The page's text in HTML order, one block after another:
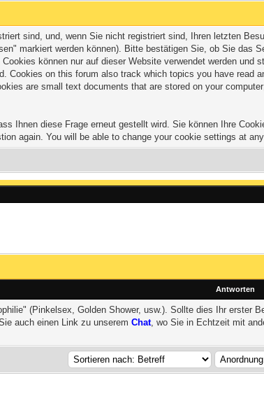
sind, und, wenn Sie nicht registriert sind, Ihren letzten
markiert werden können). Bitte bestätigen Sie, ob Sie das
können nur auf dieser Website verwendet werden
on this forum also track which topics you have read
are small text documents that are stored on your
Ihnen diese Frage erneut gestellt wird. Sie können Ihre
again. You will be able to change your cookie settings at
Antworten
(Pinkelsex, Golden Shower, usw.). Sollte dies Ihr erster
auch einen Link zu unseremChat, wo Sie in Echtzeit mit